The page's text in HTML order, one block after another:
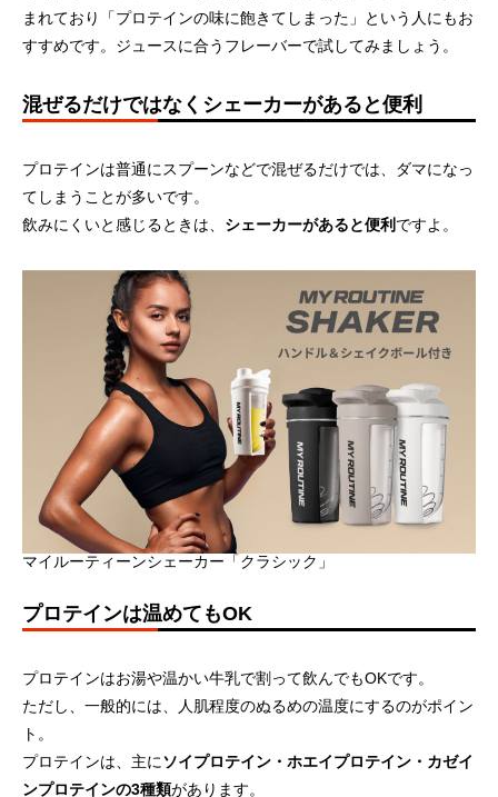
まれており「プロテインの味に飽きてしまった」という人にもお
すすめです。ジュースに合うフレーバーで試してみましょう。
混ぜるだけではなくシェーカーがあると便利
プロテインは普通にスプーンなどで混ぜるだけでは、ダマになっ
てしまうことが多いです。
飲みにくいと感じるときは、 シェーカーがあると便利 ですよ。
マイルーティーンシェーカー「クラシック」
プロテインは温めてもOK
プロテインはお湯や温かい牛乳で割って飲んでもOKです。
ただし、一般的には、人肌程度のぬるめの温度にするのがポイン
ト。
プロテインは、主にソイプロテイン・ホエイプロテイン・カゼイ
ンプロテインの3種類があります。